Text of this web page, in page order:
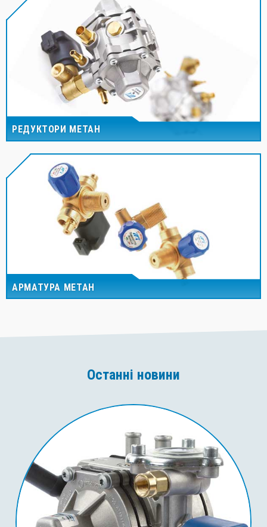
РЕДУКТОРИ МЕТАН
АРМАТУРА МЕТАН
Останні новини